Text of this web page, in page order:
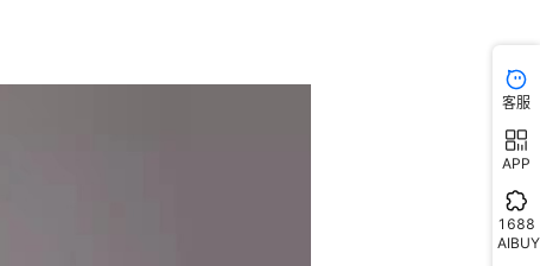
客服
APP
1688
AIBUY